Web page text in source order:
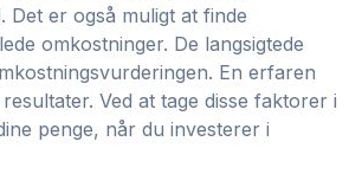
er også muligt at finde
omkostninger. De langsigtede
En erfaren
Ved at tage disse faktorer i
penge, når du investerer i